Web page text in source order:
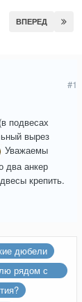
ВПЕРЕД
#1
подвесах
вырез
Уважаемы
два анкер
крепить.
дюбели
рядом с